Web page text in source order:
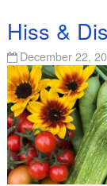
Hiss &
December 22,